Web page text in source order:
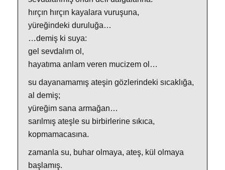
hırçın hırçın kayalara vuruşuna,
yüreğindeki duruluğa…
…demiş ki suya:
gel sevdalım ol,
hayatıma anlam veren mucizem ol…
su dayanamamış ateşin gözlerindeki sıcaklığa,
al demiş;
yüreğim sana armağan…
sarılmış ateşle su birbirlerine sıkıca,
kopmamacasına.
zamanla su, buhar olmaya, ateş, kül olmaya
başlamış.